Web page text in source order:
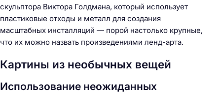
скульптора Виктора Голдмана, который использует
пластиковые отходы и металл для создания
масштабных инсталляций — порой настолько крупные,
что их можно назвать произведениями ленд-арта.
Картины из необычных вещей
Использование неожиданных